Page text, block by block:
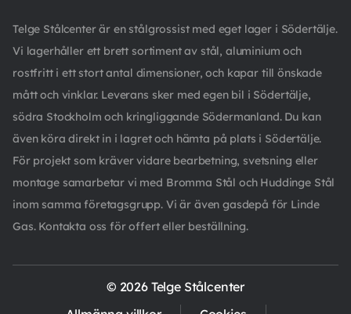
Telge Stålcenter är en stålgrossist med eget lager i Södertälje.
Vi lagerhåller ett brett sortiment av stål, aluminium och
rostfritt i ett stort antal dimensioner, och kapar till önskade
mått och vinklar. Leverans sker med egen bil i Södertälje,
södra Stockholm och kringliggande Södermanland. Du kan
även köra direkt in i lagret och hämta på plats i Södertälje.
För projekt som kräver vidare bearbetning, svetsning eller
montage samarbetar vi med Bromma Stål och Huddinge Stål
inom samma företagsgrupp. Vi är även gasdepå för Linde
Gas. Kontakta oss för offert eller beställning.
© 2026 Telge Stålcenter